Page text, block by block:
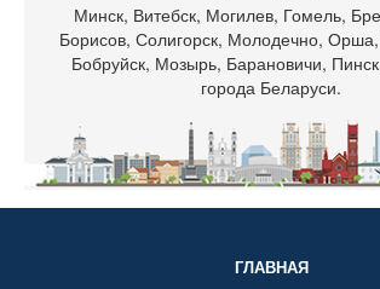
Минск, Витебск, Могилев, Гомель,
Борисов, Солигорск, Молодечно,
Бобруйск, Мозырь, Барановичи,
города Беларуси.
ГЛАВНАЯ